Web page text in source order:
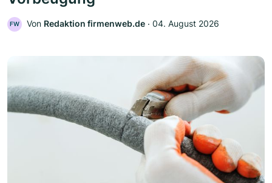
FW Von Redaktion firmenweb.de ‧ 04. August 2026